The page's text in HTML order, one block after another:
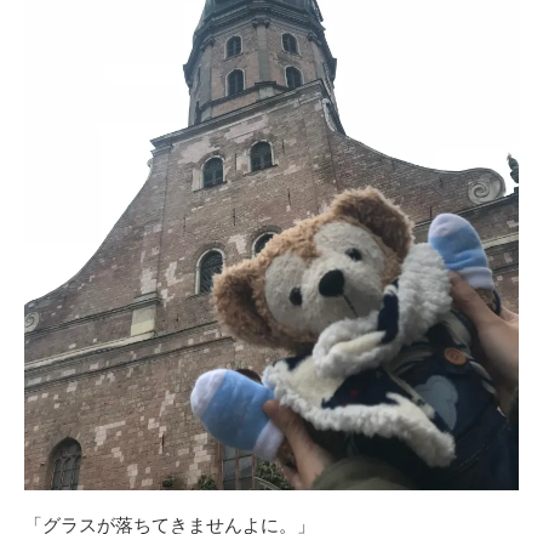
「グラスが落ちてきませんよに。」